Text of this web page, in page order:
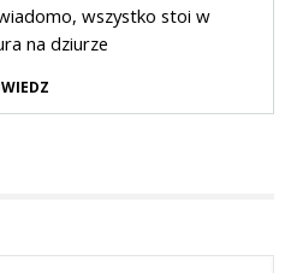
wszystko stoi w
na dziurze